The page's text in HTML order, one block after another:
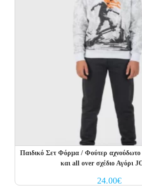
Παιδικό Σετ Φόρμα / Φούτερ αχνούδωτο
και all over σχέδιο Αγόρι
24.00€